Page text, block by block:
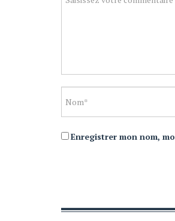
Enregistrer mon nom,